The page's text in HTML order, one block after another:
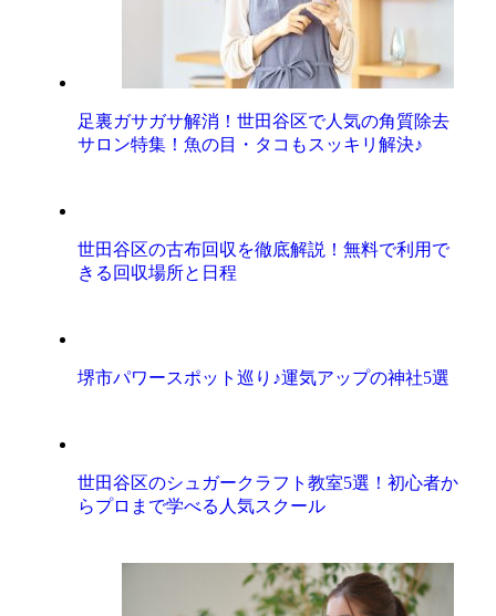
足裏ガサガサ解消！世田谷区で人気の角質除去
サロン特集！魚の目・タコもスッキリ解決♪
世田谷区の古布回収を徹底解説！無料で利用で
きる回収場所と日程
堺市パワースポット巡り♪運気アップの神社5選
世田谷区のシュガークラフト教室5選！初心者か
らプロまで学べる人気スクール